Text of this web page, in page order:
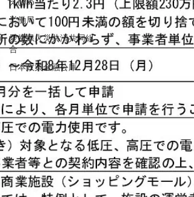
えひめ
労働局
愛媛県火災共済共同組
合
日本政策金融公庫